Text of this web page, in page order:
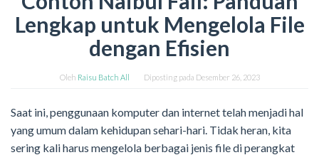
Lengkap untuk Mengelola File
dengan Efisien
Oleh Raisu Batch All Diposting pada Desember 26, 2023
Saat ini, penggunaan komputer dan internet telah menjadi hal
yang umum dalam kehidupan sehari-hari. Tidak heran, kita
sering kali harus mengelola berbagai jenis file di perangkat